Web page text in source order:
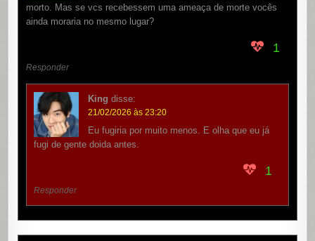
morto. Mas se vcs recebessem uma ameaça de morte vocês
ainda moraria no mesmo lugar?
1
Responder
King disse:
21/02/2026 às 23:20
Eu fugiria por muito menos. E olha que eu já
fugi de gente doida antes.
1
Responder